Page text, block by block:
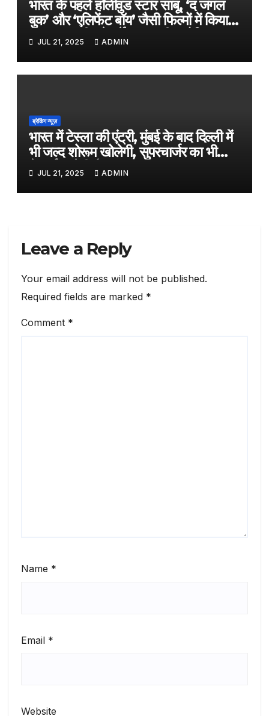
भारत के पहले हॉलीवुड स्टार साबू, ‘द जंगल
बुक’ और ‘एलिफेंट बॉय’ जैसी फिल्मों में किया
काम, जल्द ही बड़े पर्दे पर आएगी बायोपिक
JUL 21, 2025 ADMIN
ब्रेकिंग न्यूज़
भारत में टेस्ला की एंट्री, मुंबई के बाद दिल्ली में
भी जल्द शोरूम खोलेगी, सुपरचार्जर का भी
नेटवर्क करेगी तैयार
JUL 21, 2025 ADMIN
Leave a Reply
Your email address will not be published.
Required fields are marked *
Comment *
Name *
Email *
Website